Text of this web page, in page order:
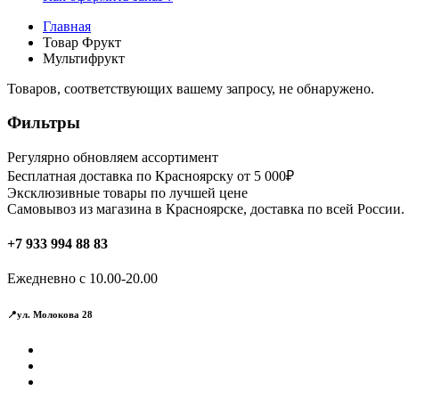
Главная
Товар Фрукт
Мультифрукт
Товаров, соответствующих вашему запросу, не обнаружено.
Фильтры
Регулярно обновляем ассортимент
Бесплатная доставка по Красноярску от 5 000₽
Эксклюзивные товары по лучшей цене
Самовывоз из магазина в Красноярске, доставка по всей России.
+7 933 994 88 83
Ежедневно с 10.00-20.00
📍ул. Молокова 28